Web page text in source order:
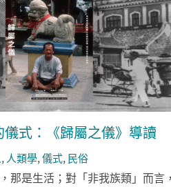
式：《歸屬之儀》導讀
, 人類學,儀式, 民俗
那是生活；對「非我族類」而言